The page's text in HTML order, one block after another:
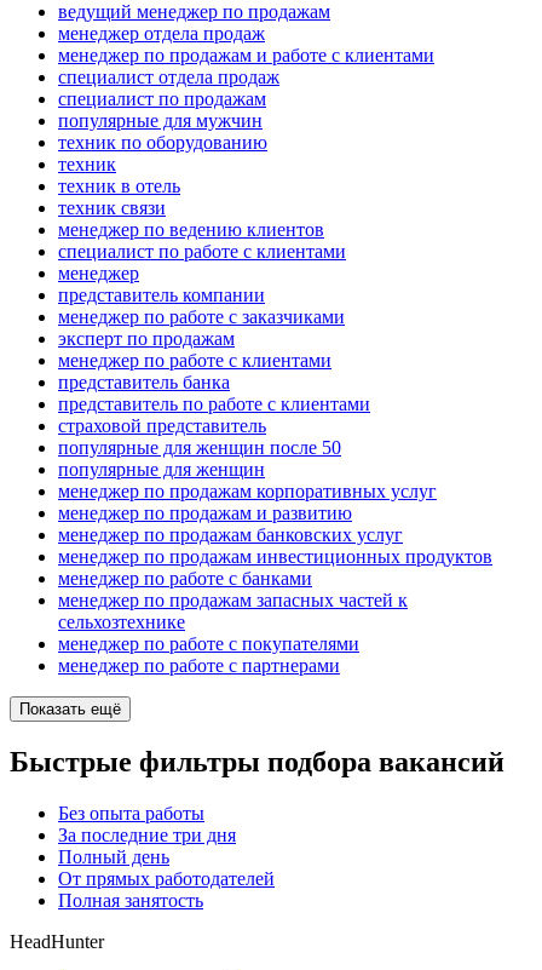
ведущий менеджер по продажам
менеджер отдела продаж
менеджер по продажам и работе с клиентами
специалист отдела продаж
специалист по продажам
популярные для мужчин
техник по оборудованию
техник
техник в отель
техник связи
менеджер по ведению клиентов
специалист по работе с клиентами
менеджер
представитель компании
менеджер по работе с заказчиками
эксперт по продажам
менеджер по работе с клиентами
представитель банка
представитель по работе с клиентами
страховой представитель
популярные для женщин после 50
популярные для женщин
менеджер по продажам корпоративных услуг
менеджер по продажам и развитию
менеджер по продажам банковских услуг
менеджер по продажам инвестиционных продуктов
менеджер по работе с банками
менеджер по продажам запасных частей к
сельхозтехнике
менеджер по работе с покупателями
менеджер по работе с партнерами
Показать ещё
Быстрые фильтры подбора вакансий
Без опыта работы
За последние три дня
Полный день
От прямых работодателей
Полная занятость
HeadHunter